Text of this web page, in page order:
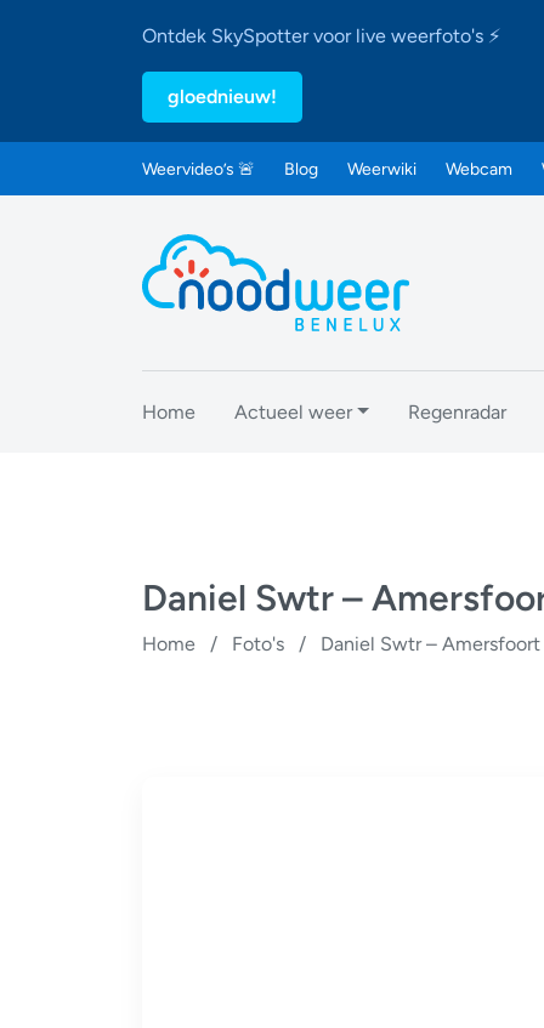
Ontdek SkySpotter voor live weerfoto's ⚡
gloednieuw!
Weervideo’s 🚨 Blog Weerwiki Webcam
Home Actueel weer Regenradar
Daniel Swtr –
Home / Foto's / Daniel Swtr – Amersfoort